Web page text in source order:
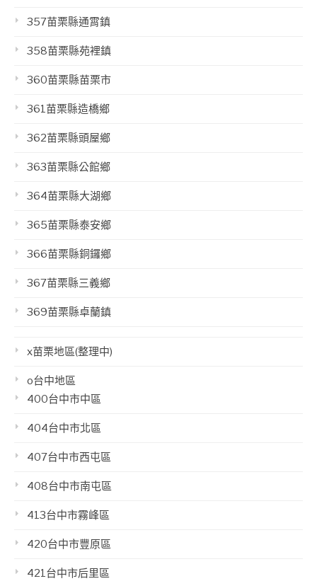
357苗栗縣通霄鎮
358苗栗縣苑裡鎮
360苗栗縣苗栗市
361苗栗縣造橋鄉
362苗栗縣頭屋鄉
363苗栗縣公館鄉
364苗栗縣大湖鄉
365苗栗縣泰安鄉
366苗栗縣銅鑼鄉
367苗栗縣三義鄉
369苗栗縣卓蘭鎮
x苗栗地區(整理中)
o台中地區
400台中市中區
404台中市北區
407台中市西屯區
408台中市南屯區
413台中市霧峰區
420台中市豐原區
421台中市后里區